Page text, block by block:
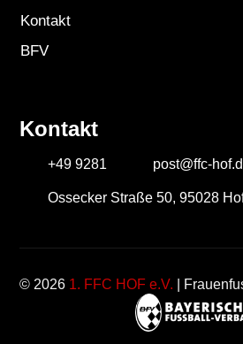
Kontakt
BFV
Kontakt
+49 9281 post@ffc-
Ossecker Straße 50, 95028
© 2026 1. FFC HOF e.V. |